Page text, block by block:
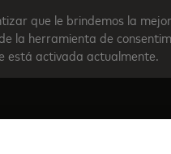
que le brindemos la
la herramienta de
está activada actualmente.